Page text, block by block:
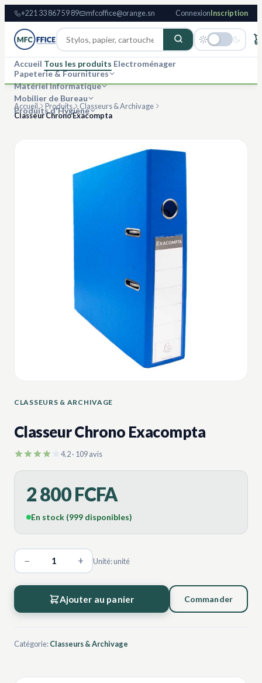
+221 33 867 59 89 mfcoffice@orange.sn Connexion Inscription
Accueil Tous les produits Electroménager
Papeterie & Fournitures
Matériel Informatique
Mobilier de Bureau
Produits d'Hygiène
Accueil Produits
Classeurs & Archivage
Classeur Chrono Exacompta
CLASSEURS & ARCHIVAGE
Classeur Chrono Exacompta
4.2 · 109 avis
2 800 FCFA
En stock (999 disponibles)
− + Unité: unité
Ajouter au panier Commander
Catégorie:Classeurs & Archivage